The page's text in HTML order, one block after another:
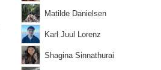
Matilde Danielsen
Karl Juul Lorenz
Shagina Sinnathurai